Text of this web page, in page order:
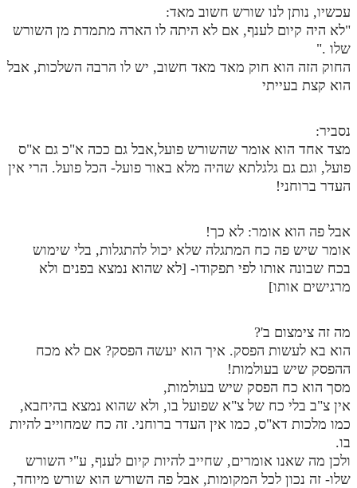
עכשיו, נותן לנו שורש חשוב מאד:
"לא היה קיום לענף, אם לא היתה לו הארה מתמדת מן השורש
שלו ."
החוק הזה הוא חוק מאד מאד חשוב, יש לו הרבה השלכות, אבל
הוא קצת בעייתי
נסביר:
מצד אחד הוא אומר שהשורש פועל,אבל גם ככה א"כ גם א"ס
פועל, וגם גם גלגלתא שהיה מלא באור פועל- הכל פועל. הרי אין
העדר ברוחני!
אבל פה הוא אומר: לא כך!
אומר שיש פה כח המתגלה שלא יכול להתגלות, בלי שימוש
בכח שבונה אותו לפי תפקודו- [לא שהוא נמצא בפנים ולא
מרגישים אותו]
מה זה צימצום ב'?
הוא בא לעשות הפסק. איך הוא יעשה הפסק? אם לא מכח
ההפסק שיש בעולמות!
מסך הוא כח הפסק שיש בעולמות,
אין צ"ב בלי כח של צ"א שפועל בו, ולא שהוא נמצא בהיחבא,
כמו מלכות דא"ס, כמו אין העדר ברוחני. זה כח שמחוייב להיות
בו.
ולכן מה שאנו אומרים, שחייב להיות קיום לענף, ע"י השורש
שלו- זה נכון לכל המקומות, אבל פה השורש הוא שורש מיוחד,